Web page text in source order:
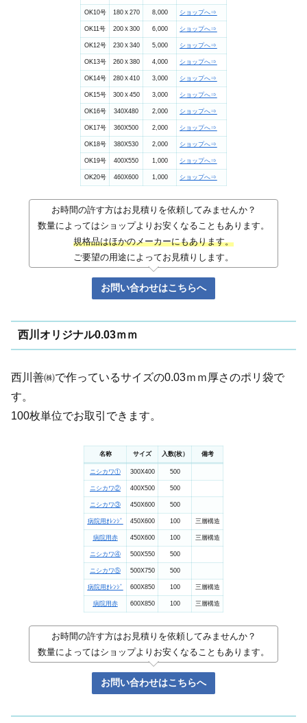
OK10号 180Ｘ270 8,000 ショップへ⇒
OK11号 200Ｘ300 6,000 ショップへ⇒
OK12号 230Ｘ340 5,000 ショップへ⇒
OK13号 260Ｘ380 4,000 ショップへ⇒
OK14号 280Ｘ410 3,000 ショップへ⇒
OK15号 300Ｘ450 3,000 ショップへ⇒
OK16号 340X480 2,000 ショップへ⇒
OK17号 360X500 2,000 ショップへ⇒
OK18号 380X530 2,000 ショップへ⇒
OK19号 400X550 1,000 ショップへ⇒
OK20号 460X600 1,000 ショップへ⇒
お時間の許す方はお見積りを依頼してみませんか？
数量によってはショップよりお安くなることもあります。
規格品はほかのメーカーにもあります。
ご要望の用途によってお見積りします。
お問い合わせはこちらへ
西川オリジナル0.03ｍｍ
西川善㈱で作っているサイズの0.03ｍｍ厚さのポリ袋で
す。
100枚単位でお取引できます。
名称 サイズ 入数(枚） 備考
ニシカワ① 300X400 500
ニシカワ② 400X500 500
ニシカワ③ 450X600 500
病院用ｵﾚﾝｼﾞ 450X600 100 三層構造
病院用赤 450X600 100 三層構造
ニシカワ④ 500X550 500
ニシカワ⑤ 500X750 500
病院用ｵﾚﾝｼﾞ 600X850 100 三層構造
病院用赤 600X850 100 三層構造
お時間の許す方はお見積りを依頼してみませんか？
数量によってはショップよりお安くなることもあります。
お問い合わせはこちらへ